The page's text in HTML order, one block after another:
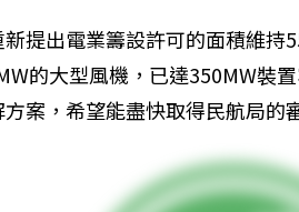
提出電業籌設許可的面積維持
的大型風機，已達350MW裝
案，希望能盡快取得民航局的